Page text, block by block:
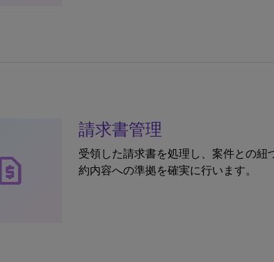
請求書管理
受領した請求書を処理し、案件との
約内容への準拠を確実に行います。